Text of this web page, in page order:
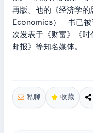
再版。他的《经济学
Economics）一书已
次发表于《财富》《
邮报》等知名媒体。
私聊 收藏